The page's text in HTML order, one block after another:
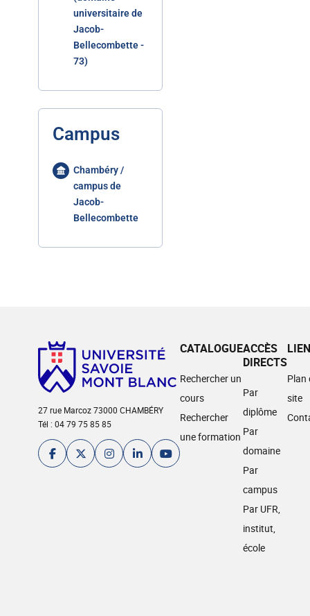
universitaire de
Jacob-
Bellecombette -
73)
Campus
Chambéry /
campus de
Jacob-
Bellecombette
27 rue Marcoz 73000 CHAMBÉRY
Tél : 04 79 75 85 85
CATALOGUE
Rechercher un
cours
Rechercher
une formation
ACCÈS
DIRECTS
Par
diplôme
Par
domaine
Par
campus
Par UFR,
institut,
école
Plan
site